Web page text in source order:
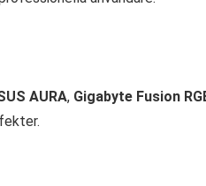
AURA, Gigabyte Fusion